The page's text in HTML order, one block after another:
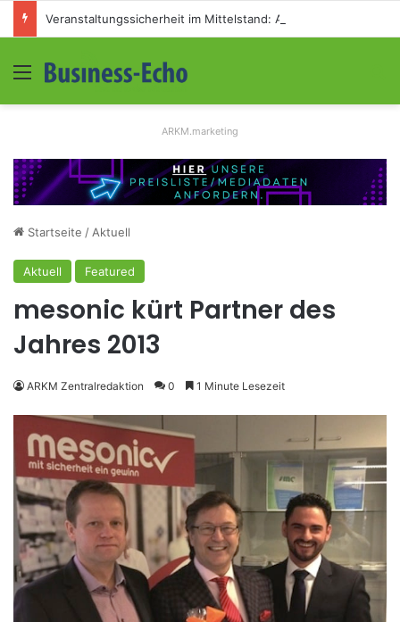
Menü
ARKM.marketing
Startseite / Aktuell
Aktuell Featured
mesonic kürt Partner des
Jahres 2013
ARKM Zentralredaktion 0 1 Minute Lesezeit